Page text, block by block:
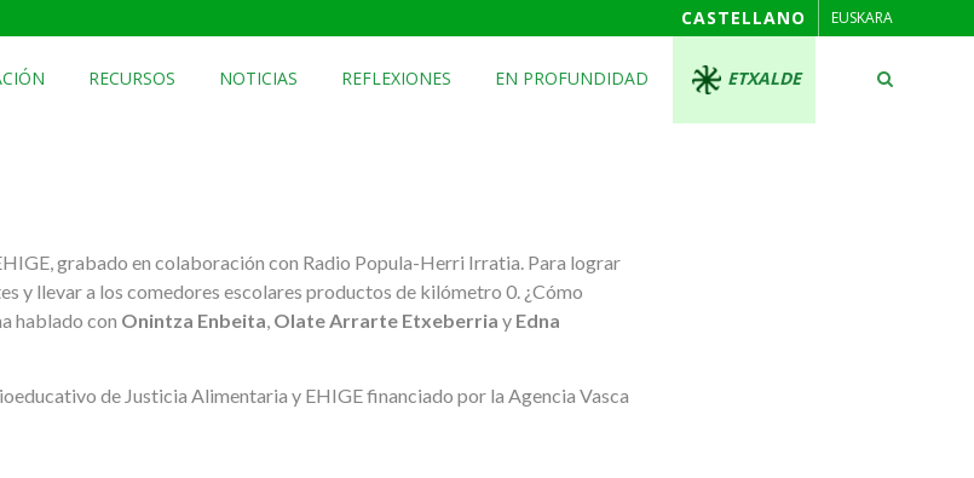
CASTELLANO EUSKARA
RECURSOS NOTICIAS REFLEXIONES EN PROFUNDIDAD ETXALDE
grabado en colaboración con Radio Popula-Herri Irratia. Para lograr
y llevar a los comedores escolares productos de kilómetro 0. ¿Cómo
hablado con Onintza Enbeita, Olate Arrarte Etxeberria y Edna
de Justicia Alimentaria y EHIGE financiado por la Agencia Vasca